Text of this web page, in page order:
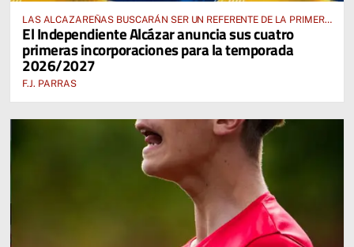
LAS ALCAZAREÑAS BUSCARÁN SER UN REFERENTE DE LA PRIMERA
AUTONÓMICA PREFERENTE FEMENINA
El Independiente Alcázar anuncia sus cuatro
primeras incorporaciones para la temporada
2026/2027
F.J. PARRAS